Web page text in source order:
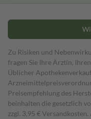
Zu Risiken und
fragen Sie Ihre Ärztin,
Üblicher
Preisempfehlung des
beinhalten die gesetzlich
zzgl. 3,95 €